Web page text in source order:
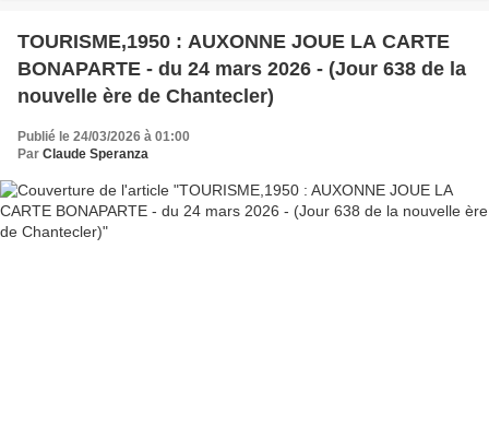
TOURISME,1950 : AUXONNE JOUE LA CARTE
BONAPARTE - du 24 mars 2026 - (Jour 638 de la
nouvelle ère de Chantecler)
Publié le 24/03/2026 à 01:00
Par Claude Speranza